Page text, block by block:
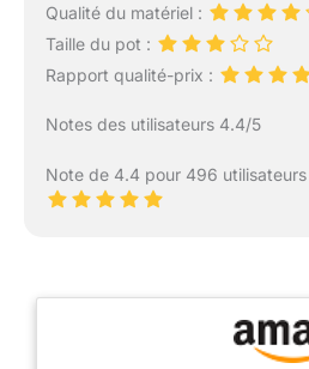
Qualité du matériel :
Taille du pot :
Rapport qualité-prix :
Notes des utilisateurs 4.4/5
Note de 4.4 pour 496 utilisateurs